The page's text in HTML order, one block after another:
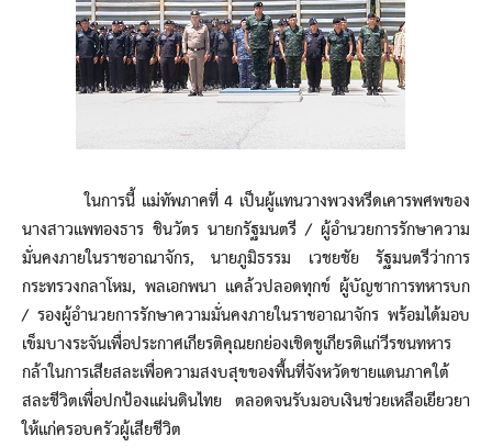
ในการนี้ แม่ทัพภาคที่ 4 เป็นผู้แทนวางพวงหรีดเคารพศพของ
นางสาวแพทองธาร ชินวัตร นายกรัฐมนตรี / ผู้อำนวยการรักษาความ
มั่นคงภายในราชอาณาจักร, นายภูมิธรรม เวชยชัย รัฐมนตรีว่าการ
กระทรวงกลาโหม, พลเอกพนา แคล้วปลอดทุกข์ ผู้บัญชาการทหารบก
/ รองผู้อำนวยการรักษาความมั่นคงภายในราชอาณาจักร พร้อมได้มอบ
เข็มบางระจันเพื่อประกาศเกียรติคุณยกย่องเชิดชูเกียรติแก่วีรชนทหาร
กล้าในการเสียสละเพื่อความสงบสุขของพื้นที่จังหวัดชายแดนภาคใต้
สละชีวิตเพื่อปกป้องแผ่นดินไทย ตลอดจนรับมอบเงินช่วยเหลือเยียวยา
ให้แก่ครอบครัวผู้เสียชีวิต